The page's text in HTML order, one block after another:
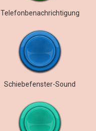
Telefonbenachrichtigung
Schiebefenster-Sound